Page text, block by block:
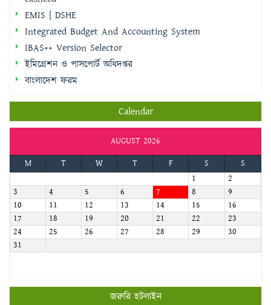
EMIS | DSHE
Integrated Budget And Accounting System
IBAS++ Version Selector
ইমিগ্রেশন ও পাসপোর্ট অধিদপ্তর
বাংলাদেশ ফরম
Calendar
AUGUST 2026
M
T W T F S
S
1
2
3
4 5 6 7 8
9
10
11 12 13 14 15
16
17
18 19 20 21 22
23
24
25 26 27 28 29
30
31
জরুরি হটলাইন